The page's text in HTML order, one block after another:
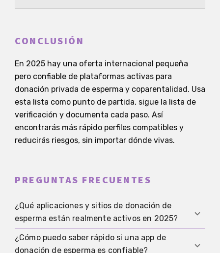
CONCLUSIÓN
En 2025 hay una oferta internacional pequeña
pero confiable de plataformas activas para
donación privada de esperma y coparentalidad. Usa
esta lista como punto de partida, sigue la lista de
verificación y documenta cada paso. Así
encontrarás más rápido perfiles compatibles y
reducirás riesgos, sin importar dónde vivas.
PREGUNTAS FRECUENTES
¿Qué aplicaciones y sitios de donación de
esperma están realmente activos en 2025?
Actualmente existen varias plataformas
¿Cómo puedo saber rápido si una app de
donación de esperma es confiable?